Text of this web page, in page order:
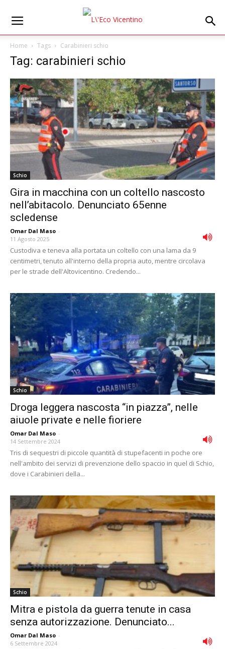
Home Tags Carabinieri schio
Tag: carabinieri schio
Schio
Gira in macchina con un coltello nascosto
nell’abitacolo. Denunciato 65enne
scledense
Omar Dal Maso -
11 Agosto 2025
Custodiva e teneva alla portata un coltello con una lama da 9
centimetri, tenuto all'interno della propria auto, mentre circolava
per le strade dell'Altovicentino. Credendo...
Schio
Droga leggera nascosta “in piazza”, nelle
aiuole private e nelle fioriere
Omar Dal Maso -
14 Settembre 2024
Tris di sequestri di piccole quantità di stupefacenti in poche ore
nell'ambito dei servizi di prevenzione dello spaccio in quel di Schio,
dove i Carabinieri della...
Schio
Mitra e pistola da guerra tenute in casa
senza autorizzazione. Denunciato...
Omar Dal Maso -
6 Settembre 2024